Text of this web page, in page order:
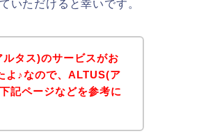
いただけると幸いです。
タス)のサービスがお
よ♪なので、ALTUS(ア
記ページなどを参考に